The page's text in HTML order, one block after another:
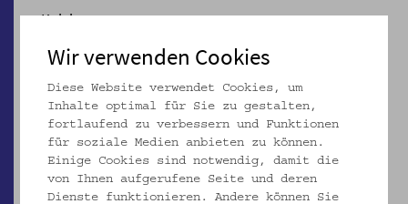
Kalebasse
Wir verwenden Cookies
Diese Website verwendet Cookies, um
Inhalte optimal für Sie zu gestalten,
fortlaufend zu verbessern und Funktionen
für soziale Medien anbieten zu können.
Einige Cookies sind notwendig, damit die
von Ihnen aufgerufene Seite und deren
Dienste funktionieren. Andere können Sie